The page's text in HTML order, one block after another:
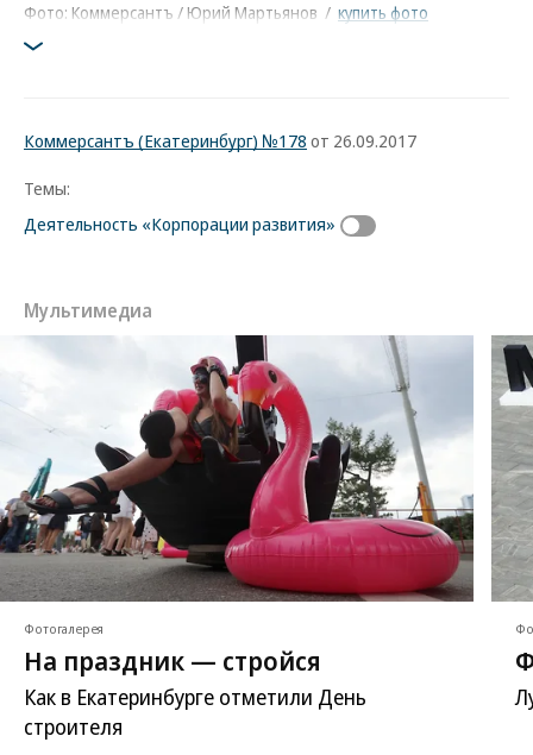
Фото: Коммерсантъ / Юрий Мартьянов / купить фото
Коммерсантъ (Екатеринбург) №178 от 26.09.2017
Темы:
Деятельность «Корпорации развития»
Мультимедиа
Фотогалерея
На праздник — стройся
Как в Екатеринбурге отметили День
строителя